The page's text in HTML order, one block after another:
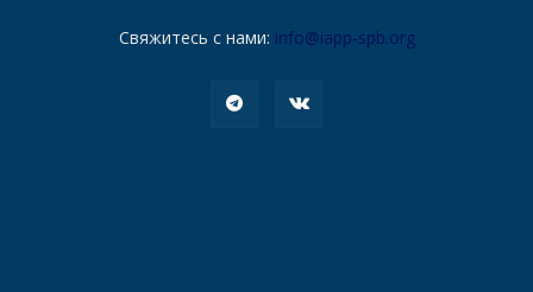
Свяжитесь с нами: info@iapp-spb.org